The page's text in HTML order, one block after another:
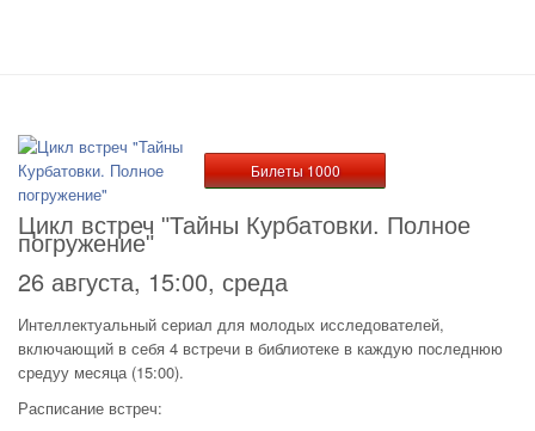
Билеты 1000
Цикл встреч "Тайны Курбатовки. Полное
погружение"
26 августа, 15:00, среда
Интеллектуальный сериал для молодых исследователей,
включающий в себя 4 встречи в библиотеке в каждую последнюю
средуу месяца (15:00).
Расписание встреч: